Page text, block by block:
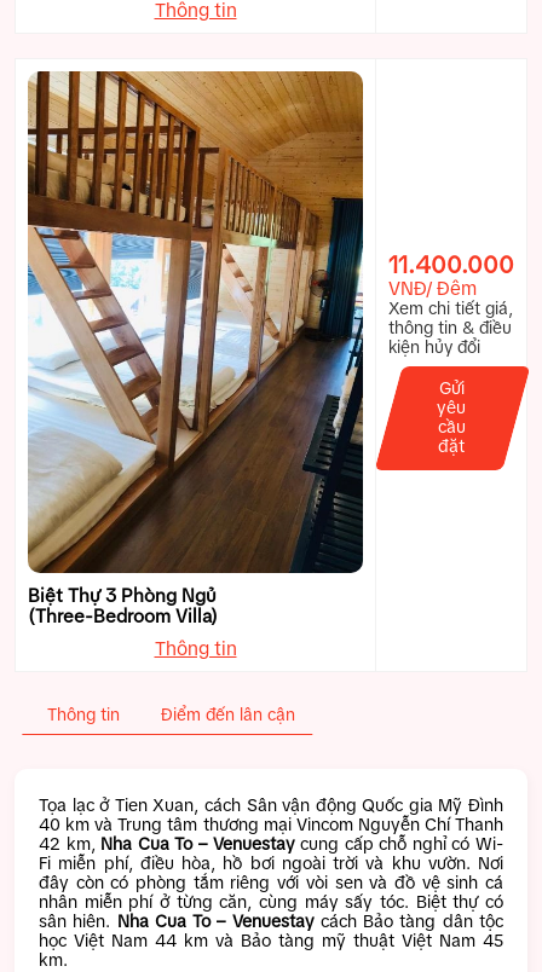
Thông tin
Biệt Thự 3 Phòng Ngủ
(Three-Bedroom Villa)
Thông tin
11.400.000
VNĐ/ Đêm
Xem chi tiết giá,
thông tin & điều
kiện hủy đổi
Gửi
yêu
cầu
đặt
Thông tin Điểm đến lân cận
Tọa lạc ở Tien Xuan, cách Sân vận động Quốc gia Mỹ Đình
40 km và Trung tâm thương mại Vincom Nguyễn Chí Thanh
42 km, Nha Cua To – Venuestaycung cấp chỗ nghỉ có Wi-
Fi miễn phí, điều hòa, hồ bơi ngoài trời và khu vườn. Nơi
đây còn có phòng tắm riêng với vòi sen và đồ vệ sinh cá
nhân miễn phí ở từng căn, cùng máy sấy tóc. Biệt thự có
sân hiên. Nha Cua To – Venuestaycách Bảo tàng dân tộc
học Việt Nam 44 km và Bảo tàng mỹ thuật Việt Nam 45
km.